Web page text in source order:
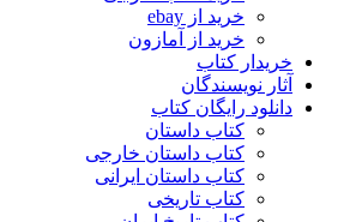
خرید از ebay
خرید از آمازون
خریدار کتاب
آثار نویسندگان
دانلود رایگان کتاب
کتاب داستان
کتاب داستان خارجی
کتاب داستان ایرانی
کتاب تاریخی